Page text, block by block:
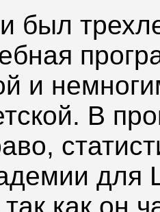
был
и
В
для